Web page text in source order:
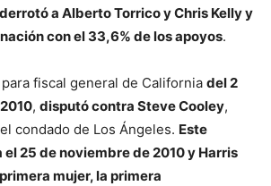
a Alberto Torrico y Chris Kelly y
con el 33,6% de los apoyos.
para fiscal general de California del 2
, disputó contra Steve Cooley,
condado de Los Ángeles. Este
25 de noviembre de 2010 y Harris
mujer, la primera